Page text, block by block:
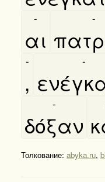
αι
- -
,
- -
δόξαν
-
Толкование: abyka.ru,